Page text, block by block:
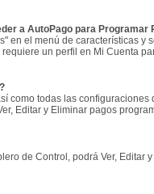
a AutoPago para Programar
en el menú de características
un perfil en Mi Cuenta
como todas las
Editar y Eliminar pagos
de Control, podrá Ver,